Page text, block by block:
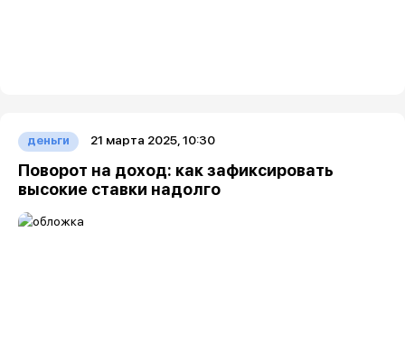
деньги 21 марта 2025, 10:30
Поворот на доход: как зафиксировать
высокие ставки надолго